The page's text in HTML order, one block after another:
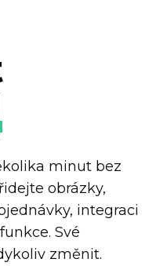
minut bez
obrázky,
integraci
Své
změnit.